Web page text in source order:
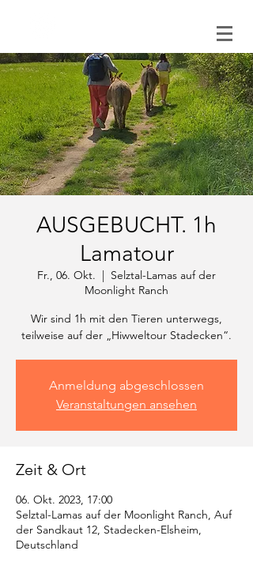
AUSGEBUCHT. 1h
Lamatour
Fr., 06. Okt.
  |
Selztal-Lamas auf der
Moonlight Ranch
Wir sind 1h mit den Tieren unterwegs,
teilweise auf der „Hiwweltour Stadecken“.
Anmeldung abgeschlossen
Veranstaltungen ansehen
Zeit & Ort
06. Okt. 2023, 17:00
Selztal-Lamas auf der Moonlight Ranch, Auf
der Sandkaut 12, Stadecken-Elsheim,
Deutschland